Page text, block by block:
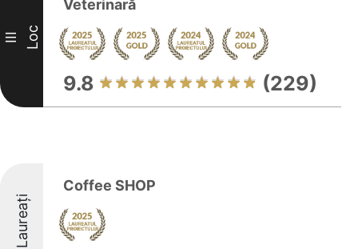
III Loc
Veterinară
9.8 (229)
Laureați
Coffee SHOP